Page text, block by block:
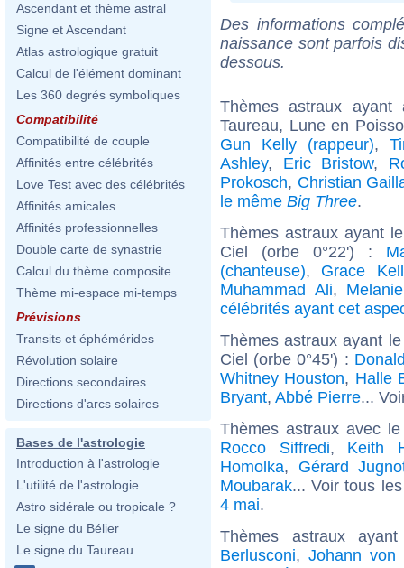
Ascendant et thème astral
Signe et Ascendant
Atlas astrologique gratuit
Calcul de l'élément dominant
Les 360 degrés symboliques
Compatibilité
Compatibilité de couple
Affinités entre célébrités
Love Test avec des célébrités
Affinités amicales
Affinités professionnelles
Double carte de synastrie
Calcul du thème composite
Thème mi-espace mi-temps
Prévisions
Transits et éphémérides
Révolution solaire
Directions secondaires
Directions d'arcs solaires
Bases de l'astrologie
Introduction à l'astrologie
L'utilité de l'astrologie
Astro sidérale ou tropicale ?
Le signe du Bélier
Le signe du Taureau
Des informations
naissance sont parfois
dessous.
Thèmes astraux
Taureau, Lune en
Gun Kelly (rappeur),
Ashley, Eric Bristow,
Prokosch, Christian
le même Big Three.
Thèmes astraux ayant
Ciel (orbe 0°22') :
(chanteuse), Grace
Muhammad Ali,
célébrités ayant cet
Thèmes astraux ayant
Ciel (orbe 0°45') :
Whitney Houston, Halle
Bryant, Abbé Pierre...
Thèmes astraux avec
Rocco Siffredi, Keith
Homolka, Gérard
Moubarak... Voir tous
4 mai.
Thèmes astraux
Berlusconi,Johann von